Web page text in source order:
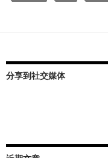
分享到社交媒体